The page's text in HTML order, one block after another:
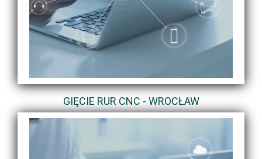
GIĘCIE RUR CNC - WROCŁAW